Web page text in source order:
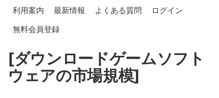
利用案内 最新情報 よくある質問
ログイン
無料会員登録
[ダウンロードゲームソフト
ウェアの市場規模]